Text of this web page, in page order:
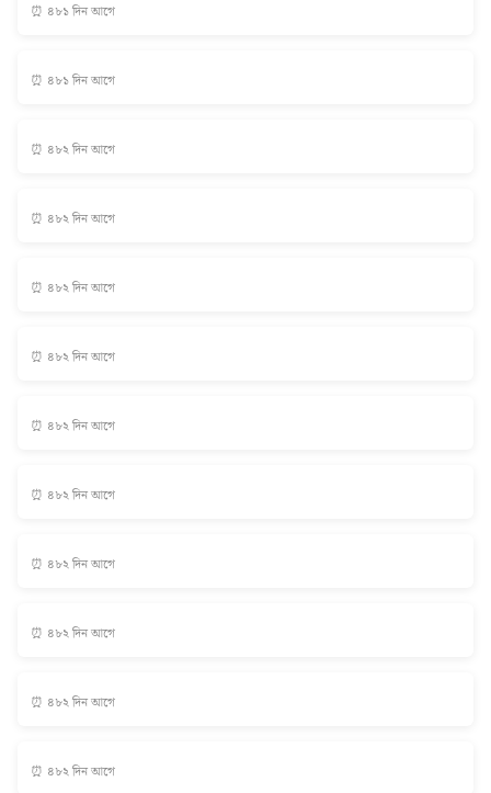
⏰ ৪৮১ দিন আগে
⏰ ৪৮১ দিন আগে
⏰ ৪৮২ দিন আগে
⏰ ৪৮২ দিন আগে
⏰ ৪৮২ দিন আগে
⏰ ৪৮২ দিন আগে
⏰ ৪৮২ দিন আগে
⏰ ৪৮২ দিন আগে
⏰ ৪৮২ দিন আগে
⏰ ৪৮২ দিন আগে
⏰ ৪৮২ দিন আগে
⏰ ৪৮২ দিন আগে